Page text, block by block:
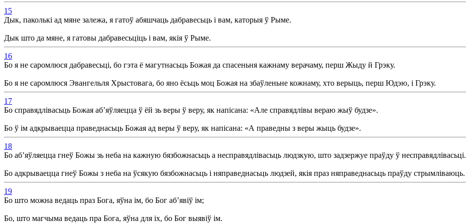
15
Дык, паколькі ад мяне залежа, я гатоў абяшчаць дабравесьць і вам, каторыя ў Рыме.
Дык што да мяне, я гатовы дабравесьціць і вам, якія ў Рыме.
16
Бо я не саромлюся дабравесьці, бо гэта ё магутнасьць Божая да спасеньня кажнаму верачаму, перш Жыду й Грэку.
Бо я не саромлюся Эвангельля Хрыстовага, бо яно ёсьць моц Божая на збаўленьне кожнаму, хто верыць, перш Юдэю, і Грэку.
17
Бо справядлівасьць Божая аб’яўляецца ў ёй зь веры ў веру, як напісана: «Але справядлівы вераю жыў будзе».
Бо ў ім адкрываецца праведнасьць Божая ад веры ў веру, як напісана: «А праведны з веры жыць будзе».
18
Бо аб’яўляецца гнеў Божы зь неба на кажную бязбожнасьць а несправядлівасьць людзкую, што задзержуе праўду ў несправядлівасьці.
Бо адкрываецца гнеў Божы з неба на ўсякую бязбожнасьць і няправеднасьць людзей, якія праз няправеднасьць праўду стрымліваюць.
19
Бо што можна ведаць праз Бога, яўна ім, бо Бог аб’явіў ім;
Бо, што магчыма ведаць пра Бога, яўна для іх, бо Бог выявіў ім.